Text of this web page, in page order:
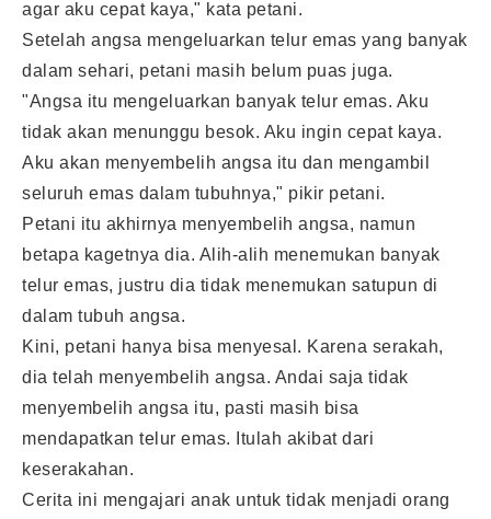
agar aku cepat kaya," kata petani.
Setelah angsa mengeluarkan telur emas yang banyak
dalam sehari, petani masih belum puas juga.
"Angsa itu mengeluarkan banyak telur emas. Aku
tidak akan menunggu besok. Aku ingin cepat kaya.
Aku akan menyembelih angsa itu dan mengambil
seluruh emas dalam tubuhnya," pikir petani.
Petani itu akhirnya menyembelih angsa, namun
betapa kagetnya dia. Alih-alih menemukan banyak
telur emas, justru dia tidak menemukan satupun di
dalam tubuh angsa.
Kini, petani hanya bisa menyesal. Karena serakah,
dia telah menyembelih angsa. Andai saja tidak
menyembelih angsa itu, pasti masih bisa
mendapatkan telur emas. Itulah akibat dari
keserakahan.
Cerita ini mengajari anak untuk tidak menjadi orang